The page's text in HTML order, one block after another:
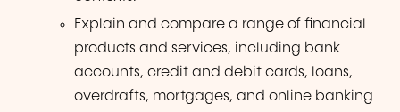
Explain and compare a range of financial
products and services, including bank
accounts, credit and debit cards, loans,
overdrafts, mortgages, and online banking